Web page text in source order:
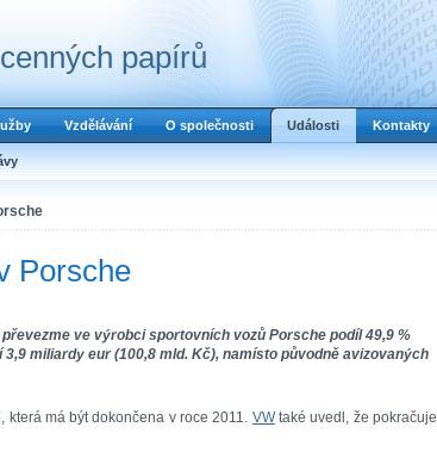
papírů
Vzdělávání O společnosti Události Kontakty
Porsche
ve výrobci sportovních vozů Porsche podíl 49,9 %
miliardy eur (100,8 mld. Kč), namísto původně avizovaných
která má být dokončena v roce 2011. VWtaké uvedl, že pokračuje